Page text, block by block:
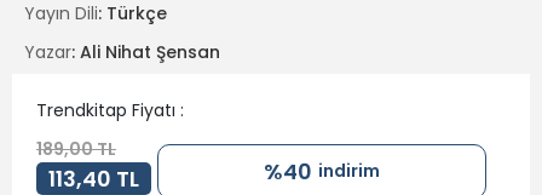
Yayın Dili: Türkçe
Yazar: Ali Nihat Şensan
Trendkitap Fiyatı :
189,00 TL
113,40 TL %40 indirim